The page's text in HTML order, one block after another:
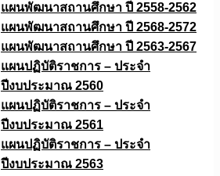
แผนพัฒนาสถานศึกษา ปี 2558-2562
แผนพัฒนาสถานศึกษา ปี 2568-2572
แผนพัฒนาสถานศึกษา ปี 2563-2567
แผนปฏิบัติราชการ – ประจำ
ปีงบประมาณ 2560
แผนปฏิบัติราชการ – ประจำ
ปีงบประมาณ 2561
แผนปฏิบัติราชการ – ประจำ
ปีงบประมาณ 2563